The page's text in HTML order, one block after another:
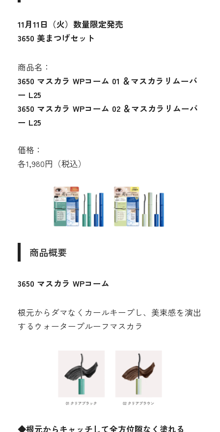
11月11日（火）数量限定発売
3650 美まつげセット
商品名：
3650 マスカラ WPコーム 01 ＆マスカラリムーバ
ー L25
3650 マスカラ WPコーム 02 ＆マスカラリムーバ
ー L25
価格：
各1,980円（税込）
商品概要
3650 マスカラ WPコーム
根元からダマなくカールキープし、美束感を演出
するウォータープルーフマスカラ
◆根元からキャッチして全方位隙なく塗れる